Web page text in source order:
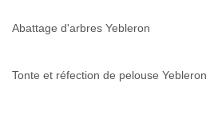
Abattage d'arbres Yebleron
Tonte et réfection de pelouse Yebleron